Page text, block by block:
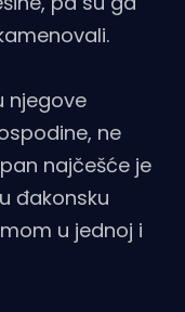
njegove
ne
najčešće je
đakonsku
u jednoj i